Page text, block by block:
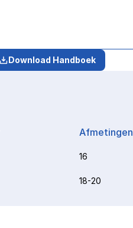
Download Handboek
Afmetingen
16
18-20